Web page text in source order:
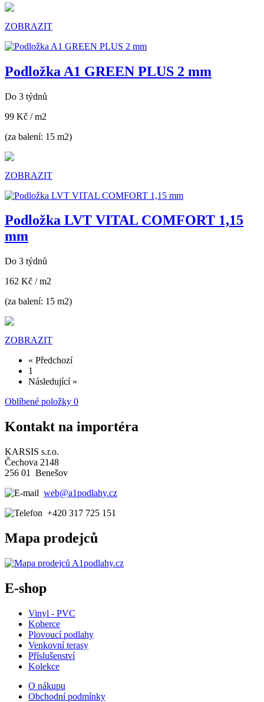
ZOBRAZIT
Podložka A1 GREEN PLUS 2 mm
Do 3 týdnů
99 Kč / m2
(za balení: 15 m2)
ZOBRAZIT
Podložka LVT VITAL COMFORT 1,15
mm
Do 3 týdnů
162 Kč / m2
(za balení: 15 m2)
ZOBRAZIT
« Předchozí
1
Následující »
Oblíbené položky 0
Kontakt na importéra
KARSIS s.r.o.
Čechova 2148
256 01 Benešov
web@a1podlahy.cz
+420 317 725 151
Mapa prodejců
E-shop
Vinyl - PVC
Koberce
Plovoucí podlahy
Venkovní terasy
Příslušenství
Kolekce
O nákupu
Obchodní podmínky